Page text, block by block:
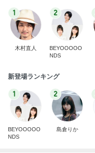
1
木村直人
2
BEYOOOOO
NDS
新登場ランキング
1
BEYOOOOO
NDS
2
島倉りか